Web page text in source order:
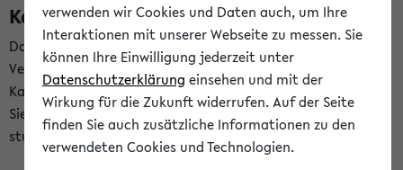
Kalenderintegration
Das eKVV bietet Ihnen die Möglichkeit,
Veranstaltungstermine in eine Vielzahl von
Kalenderanwendungen einzubinden. Auf diese Weise können
Sie einen gemeinsamen Überblick über Ihre privaten und
studienbezogenen Termine erhalten.
verwenden wir Cookies und Daten auch, um Ihre
Interaktionen mit unserer Webseite zu messen. Sie
können Ihre Einwilligung jederzeit unter
Datenschutzerklärung einsehen und mit der
Wirkung für die Zukunft widerrufen. Auf der Seite
finden Sie auch zusätzliche Informationen zu den
verwendeten Cookies und Technologien.